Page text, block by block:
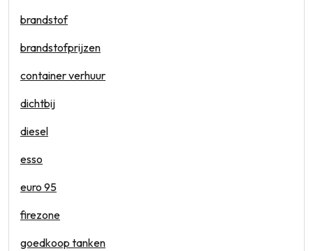
brandstof
brandstofprijzen
container verhuur
dichtbij
diesel
esso
euro 95
firezone
goedkoop tanken